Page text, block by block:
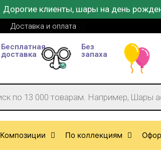
Дорогие клиенты, шары на день
Доставка и оплата
Бесплатная
доставка
Без
запаха
Композиции По коллекциям